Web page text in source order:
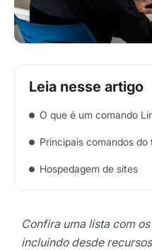
O que é um comando
Principais comandos do
Hospedagem de sites
Confira uma lista com
incluindo desde